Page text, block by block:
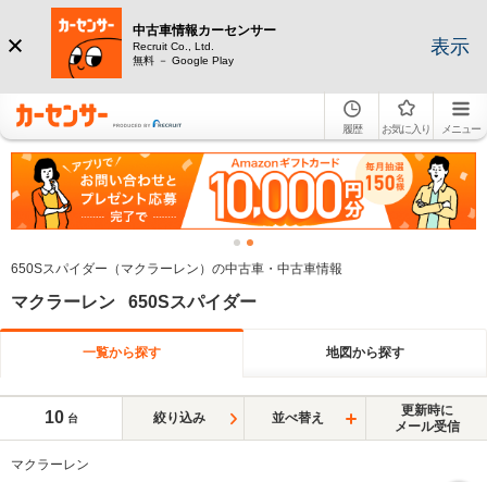
中古車情報カーセンサー
Recruit Co., Ltd.
無料 － Google Play
表示
履歴 お気に入り メニュー
650Sスパイダー（マクラーレン）の中古車・中古車情報
マクラーレン 650Sスパイダー
一覧から探す 地図から探す
10 台 絞り込み 並べ替え
更新時に
メール受信
マクラーレン